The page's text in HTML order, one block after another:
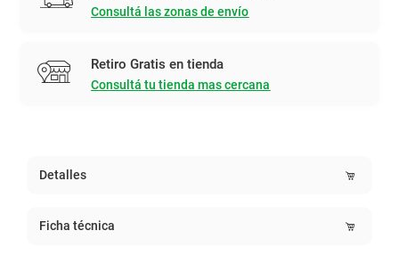
Consultá las zonas de envío
Retiro Gratis en tienda
Consultá tu tienda mas cercana
Detalles
Ficha técnica